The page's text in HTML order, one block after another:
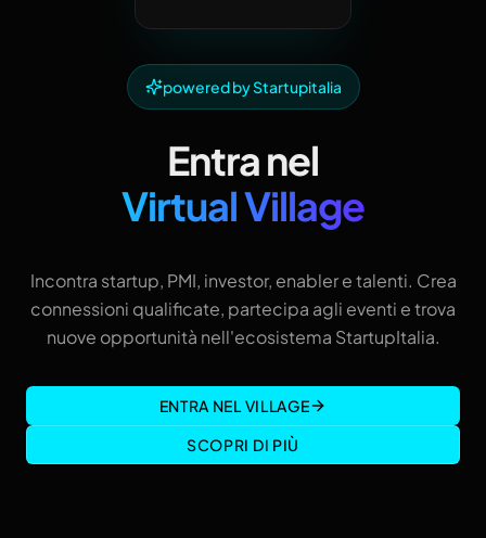
powered by Startupitalia
Entra nel
Virtual Village
Incontra startup, PMI, investor, enabler e talenti. Crea
connessioni qualificate, partecipa agli eventi e trova
nuove opportunità nell'ecosistema StartupItalia.
ENTRA NEL VILLAGE
SCOPRI DI PIÙ